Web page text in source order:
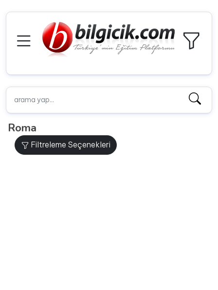
Roma
Filtreleme Seçenekleri